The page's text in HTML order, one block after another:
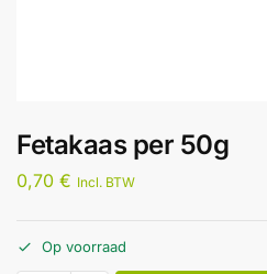
Fetakaas per 50g
0,70 € Incl. BTW
Op voorraad